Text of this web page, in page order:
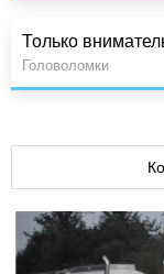
Только
Головоломки